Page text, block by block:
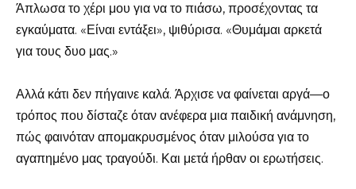
Άπλωσα το χέρι μου για να το πιάσω, προσέχοντας τα
εγκαύματα. «Είναι εντάξει», ψιθύρισα. «Θυμάμαι αρκετά
για τους δυο μας.»
Αλλά κάτι δεν πήγαινε καλά. Άρχισε να φαίνεται αργά—ο
τρόπος που δίσταζε όταν ανέφερα μια παιδική ανάμνηση,
πώς φαινόταν απομακρυσμένος όταν μιλούσα για το
αγαπημένο μας τραγούδι. Και μετά ήρθαν οι ερωτήσεις.